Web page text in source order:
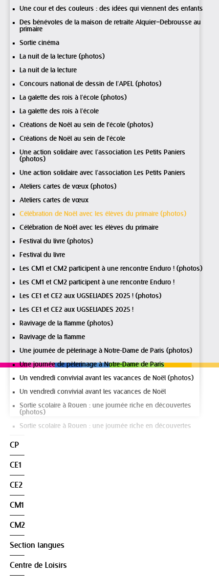
Une cour et des couleurs : des idées qui viennent des enfants
Des bénévoles de la maison de retraite Alquier–Debrousse au
primaire
Sortie cinéma
La nuit de la lecture (photos)
La nuit de la lecture
Concours national de dessin de l’APEL (photos)
La galette des rois à l’école (photos)
La galette des rois à l’école
Créations de Noêl au sein de l'école (photos)
Créations de Noël au sein de l'école
Une action solidaire avec l’association Les Petits Paniers
(photos)
Une action solidaire avec l’association Les Petits Paniers
Ateliers cartes de vœux (photos)
Ateliers cartes de vœux
Célébration de Noël avec les élèves du primaire (photos)
Célébration de Noël avec les élèves du primaire
Festival du livre (photos)
Festival du livre
Les CM1 et CM2 participent à une rencontre Enduro ! (photos)
Les CM1 et CM2 participent à une rencontre Enduro !
Les CE1 et CE2 aux UGSELIADES 2025 ! (photos)
Les CE1 et CE2 aux UGSELIADES 2025 !
Ravivage de la flamme (photos)
Ravivage de la flamme
Une journée de pèlerinage à Notre-Dame de Paris (photos)
Une journée de pèlerinage à Notre-Dame de Paris
Un vendredi convivial avant les vacances de Noël (photos)
Un vendredi convivial avant les vacances de Noël
Sortie scolaire à Rouen : une journée riche en découvertes
(photos)
Sortie scolaire à Rouen : une journée riche en découvertes
CP
CE1
CE2
CM1
CM2
Section langues
Centre de Loisirs